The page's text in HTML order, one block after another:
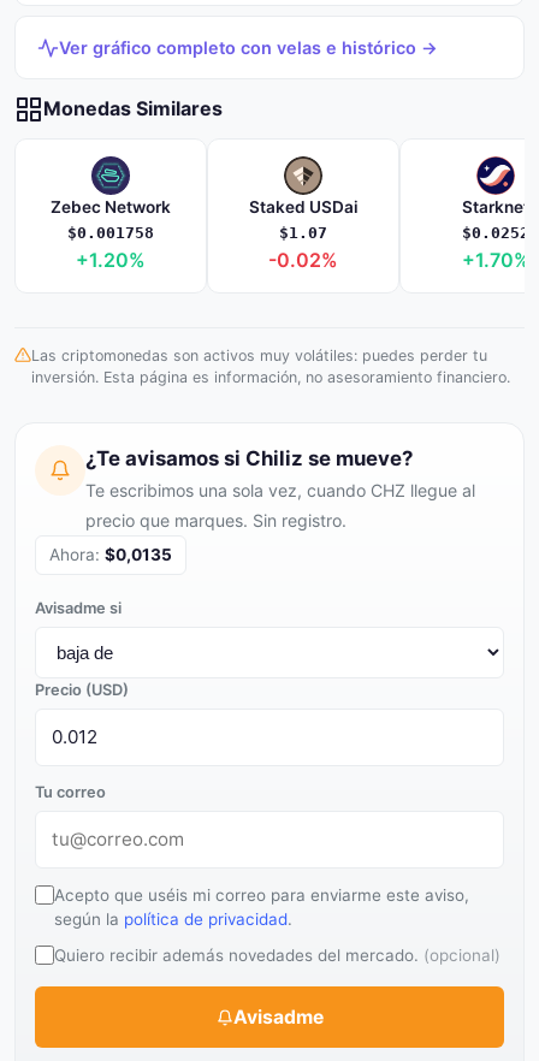
Ver gráfico completo con velas e histórico →
Monedas Similares
Zebec Network
$0.001758
+1.20%
Staked USDai
$1.07
-0.02%
Starknet
$0.0252
+1.70%
Las criptomonedas son activos muy volátiles: puedes perder tu
inversión. Esta página es información, no asesoramiento financiero.
¿Te avisamos si Chiliz se mueve?
Te escribimos una sola vez, cuando CHZ llegue al
precio que marques. Sin registro.
Ahora: $0,0135
Avisadme si
Precio (USD)
Tu correo
Acepto que uséis mi correo para enviarme este aviso,
según la política de privacidad.
Quiero recibir además novedades del mercado. (opcional)
Avisadme